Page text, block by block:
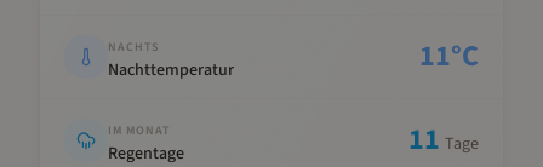
NACHTS
Nachttemperatur 11°C
IM MONAT
Regentage 11 Tage